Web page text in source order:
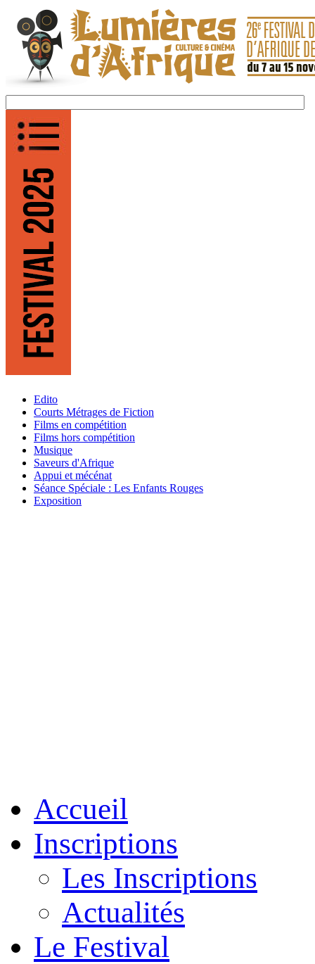
Edito
Courts Métrages de Fiction
Films en compétition
Films hors compétition
Musique
Saveurs d'Afrique
Appui et mécénat
Séance Spéciale : Les Enfants Rouges
Exposition
Accueil
Inscriptions
Les Inscriptions
Actualités
Le Festival